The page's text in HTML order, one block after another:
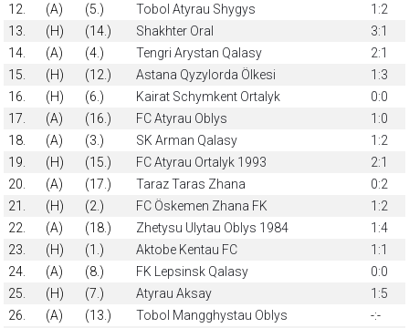
12.
(A) (5.) Tobol Atyrau Shygys
1:2
13.
(H) (14.) Shakhter Oral
3:1
14.
(A) (4.) Tengri Arystan Qalasy
2:1
15.
(H) (12.) Astana Qyzylorda Ölkesi
1:3
16.
(H) (6.) Kairat Schymkent Ortalyk
0:0
17.
(A) (16.) FC Atyrau Oblys
1:0
18.
(A) (3.) SK Arman Qalasy
1:2
19.
(H) (15.) FC Atyrau Ortalyk 1993
2:1
20.
(A) (17.) Taraz Taras Zhana
0:2
21.
(H) (2.) FC Öskemen Zhana FK
1:2
22.
(A) (18.) Zhetysu Ulytau Oblys 1984
1:4
23.
(H) (1.) Aktobe Kentau FC
1:1
24.
(A) (8.) FK Lepsinsk Qalasy
0:0
25.
(H) (7.) Atyrau Aksay
1:5
26.
(A) (13.) Tobol Mangghystau Oblys
-:-